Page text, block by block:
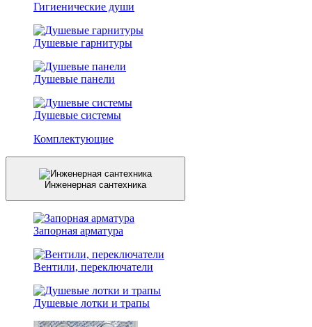
Гигиенические души
Душевые гарнитуры
Душевые панели
Душевые системы
Комплектующие
Инженерная сантехника
Запорная арматура
Вентили, переключатели
Душевые лотки и трапы